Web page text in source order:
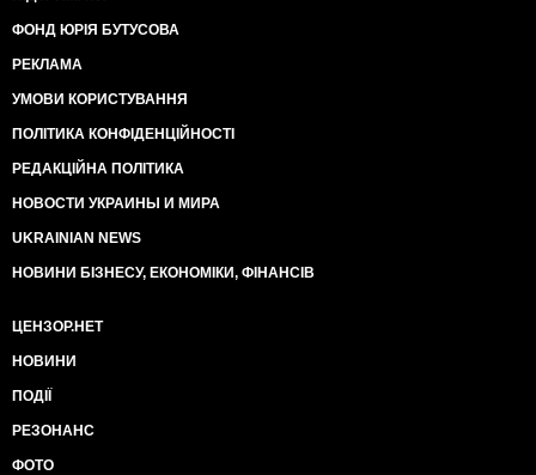
ФОНД ЮРІЯ БУТУСОВА
РЕКЛАМА
УМОВИ КОРИСТУВАННЯ
ПОЛІТИКА КОНФІДЕНЦІЙНОСТІ
РЕДАКЦІЙНА ПОЛІТИКА
НОВОСТИ УКРАИНЫ И МИРА
UKRAINIAN NEWS
НОВИНИ БІЗНЕСУ, ЕКОНОМІКИ, ФІНАНСІВ
ЦЕНЗОР.НЕТ
НОВИНИ
ПОДІЇ
РЕЗОНАНС
ФОТО